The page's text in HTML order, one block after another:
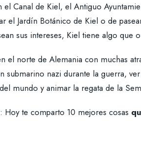
Canal de Kiel, el Antiguo
el Jardín Botánico de Kiel o de
sus intereses, Kiel tiene algo que
el norte de Alemania con muchas
submarino nazi durante la guerra,
mundo y animar la regata de la
Hoy te comparto 10 mejores cosas